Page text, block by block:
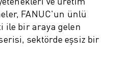
FANUC'un ünlü
ile bir araya gelen
serisi, sektörde eşsiz bir